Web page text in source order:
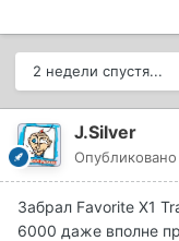
2 недели спустя...
J.Silver
Опубликовано
Забрал Favorite X1
6000 даже вполне